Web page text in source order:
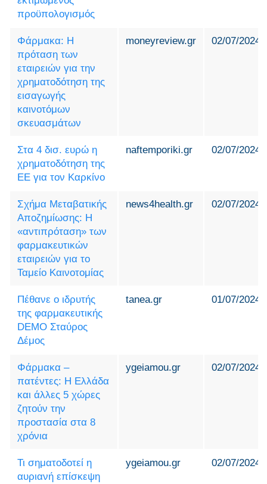
προϋπολογισμός
Φάρμακα: H
πρόταση των
εταιρειών για την
χρηματοδότηση της
εισαγωγής
καινοτόμων
σκευασμάτων
moneyreview.gr 02/07/2024
Στα 4 δισ. ευρώ η
χρηματοδότηση της
ΕΕ για τον Καρκίνο
naftemporiki.gr 02/07/2024
Σχήμα Μεταβατικής
Αποζημίωσης: Η
«αντιπρόταση» των
φαρμακευτικών
εταιρειών για το
Ταμείο Καινοτομίας
news4health.gr 02/07/2024
Πέθανε ο ιδρυτής
της φαρμακευτικής
DEMO Σταύρος
Δέμος
tanea.gr 01/07/2024
Φάρμακα –
πατέντες: Η Ελλάδα
και άλλες 5 χώρες
ζητούν την
προστασία στα 8
χρόνια
ygeiamou.gr 02/07/2024
Τι σηματοδοτεί η
αυριανή επίσκεψη
ygeiamou.gr 02/07/2024